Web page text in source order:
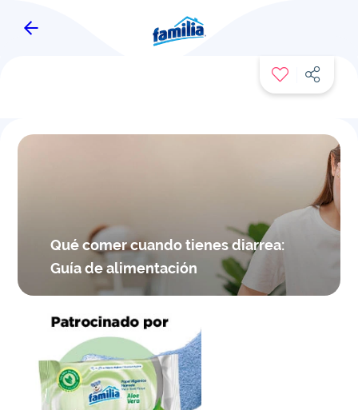
FAMITIPS
Qué comer cuando tienes diarrea:
Guía de alimentación